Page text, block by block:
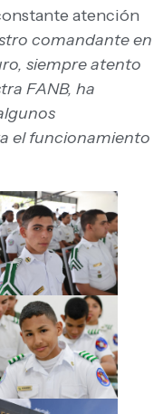
atención
comandante en
siempre atento
FANB, ha
el funcionamiento